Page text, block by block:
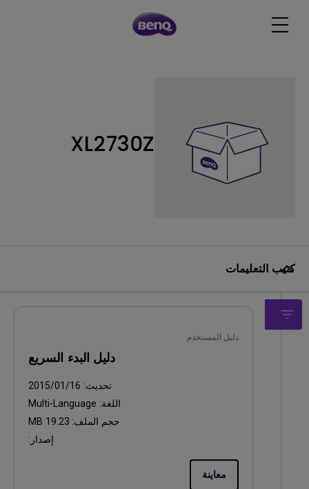
XL2730Z
كتيب التعليمات
دليل المستخدم
دليل البدء السريع
تحديث: 2015/01/16
اللغة: Multi-Language
حجم الملف: 19.23 MB
إصدار:
معاينة